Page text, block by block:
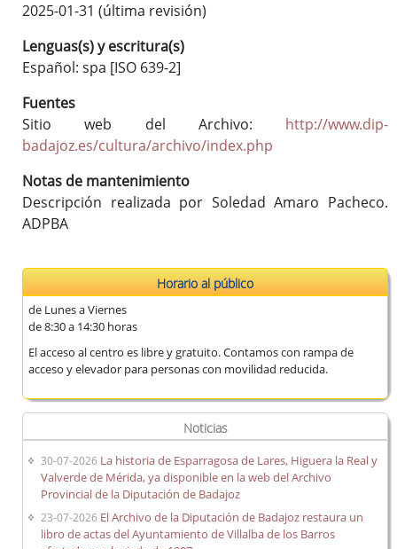
2025-01-31 (última revisión)
Lenguas(s) y escritura(s)
Español: spa [ISO 639-2]
Fuentes
Sitio web del Archivo: http://www.dip-
badajoz.es/cultura/archivo/index.php
Notas de mantenimiento
Descripción realizada por Soledad Amaro Pacheco.
ADPBA
Horario al público
de Lunes a Viernes
de 8:30 a 14:30 horas
El acceso al centro es libre y gratuito. Contamos con rampa de
acceso y elevador para personas con movilidad reducida.
Noticias
30-07-2026 La historia de Esparragosa de Lares, Higuera la Real y
Valverde de Mérida, ya disponible en la web del Archivo
Provincial de la Diputación de Badajoz
23-07-2026 El Archivo de la Diputación de Badajoz restaura un
libro de actas del Ayuntamiento de Villalba de los Barros